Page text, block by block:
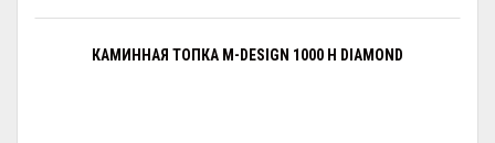
КАМИННАЯ ТОПКА M-DESIGN 1000 H DIAMOND